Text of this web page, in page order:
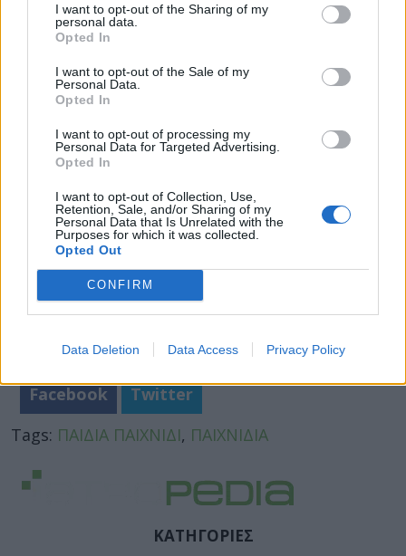
I want to opt-out of the Sharing of my
personal data.
Opted In
I want to opt-out of the Sale of my
Personal Data.
Opted In
I want to opt-out of processing my
Personal Data for Targeted Advertising.
Opted In
I want to opt-out of Collection, Use,
Retention, Sale, and/or Sharing of my
Personal Data that Is Unrelated with the
Purposes for which it was collected.
Opted Out
CONFIRM
Data Deletion Data Access Privacy Policy
όφελος δεν προέρχεται από τα ίδια τα
τουβλάκια, αλλά από την αλληλεπίδραση με τα
παιγνιδιού.
Facebook
Twitter
Tags: ΠΑΙΔΙΑ ΠΑΙΧΝΙΔΙ, ΠΑΙΧΝΙΔΙΑ
ΚΑΤΗΓΟΡΙΕΣ